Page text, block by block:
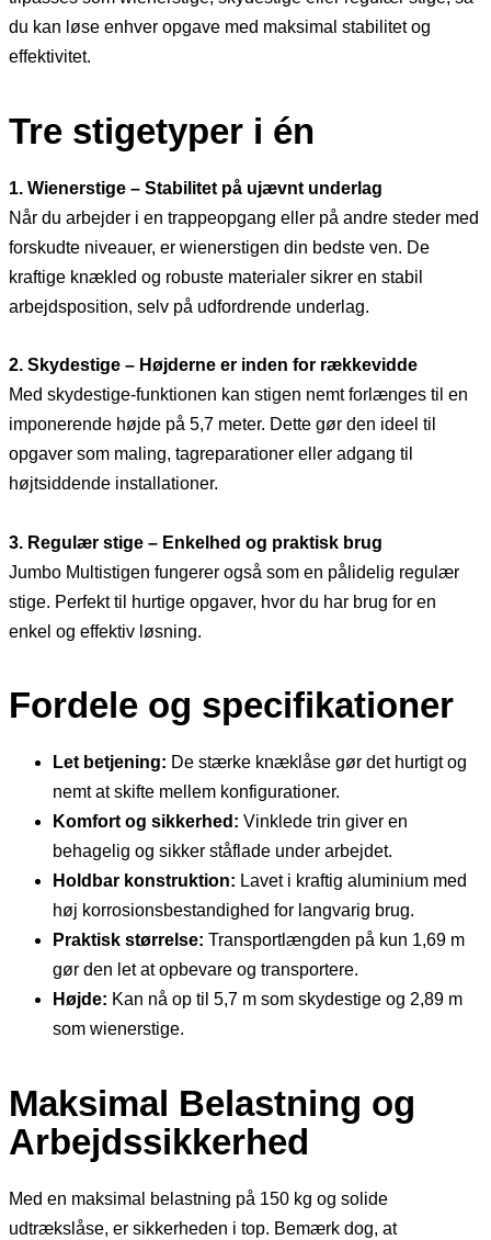
du kan løse enhver opgave med maksimal stabilitet og
effektivitet.
Tre stigetyper i én
1. Wienerstige – Stabilitet på ujævnt underlag
Når du arbejder i en trappeopgang eller på andre steder med
forskudte niveauer, er wienerstigen din bedste ven. De
kraftige knækled og robuste materialer sikrer en stabil
arbejdsposition, selv på udfordrende underlag.
2. Skydestige – Højderne er inden for rækkevidde
Med skydestige-funktionen kan stigen nemt forlænges til en
imponerende højde på 5,7 meter. Dette gør den ideel til
opgaver som maling, tagreparationer eller adgang til
højtsiddende installationer.
3. Regulær stige – Enkelhed og praktisk brug
Jumbo Multistigen fungerer også som en pålidelig regulær
stige. Perfekt til hurtige opgaver, hvor du har brug for en
enkel og effektiv løsning.
Fordele og specifikationer
Let betjening: De stærke knæklåse gør det hurtigt og
nemt at skifte mellem konfigurationer.
Komfort og sikkerhed: Vinklede trin giver en
behagelig og sikker ståflade under arbejdet.
Holdbar konstruktion: Lavet i kraftig aluminium med
høj korrosionsbestandighed for langvarig brug.
Praktisk størrelse: Transportlængden på kun 1,69 m
gør den let at opbevare og transportere.
Højde: Kan nå op til 5,7 m som skydestige og 2,89 m
som wienerstige.
Maksimal Belastning og
Arbejdssikkerhed
Med en maksimal belastning på 150 kg og solide
udtrækslåse, er sikkerheden i top. Bemærk dog, at